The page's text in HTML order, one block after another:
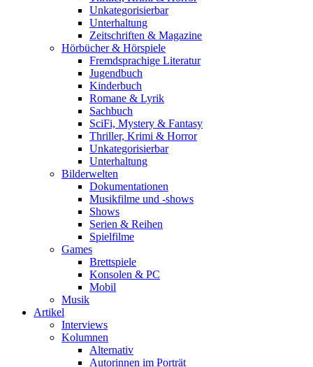
Unkategorisierbar
Unterhaltung
Zeitschriften & Magazine
Hörbücher & Hörspiele
Fremdsprachige Literatur
Jugendbuch
Kinderbuch
Romane & Lyrik
Sachbuch
SciFi, Mystery & Fantasy
Thriller, Krimi & Horror
Unkategorisierbar
Unterhaltung
Bilderwelten
Dokumentationen
Musikfilme und -shows
Shows
Serien & Reihen
Spielfilme
Games
Brettspiele
Konsolen & PC
Mobil
Musik
Artikel
Interviews
Kolumnen
Alternativ
Autorinnen im Porträt